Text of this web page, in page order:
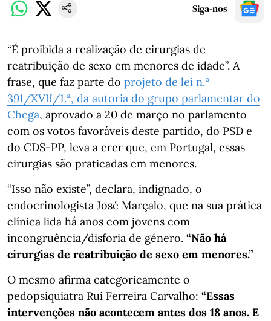
Siga-nos
“É proibida a realização de cirurgias de
reatribuição de sexo em menores de idade”. A
frase, que faz parte do projeto de lei n.º
391/XVII/1.ª, da autoria do grupo parlamentar do
Chega, aprovado a 20 de março no parlamento
com os votos favoráveis deste partido, do PSD e
do CDS-PP, leva a crer que, em Portugal, essas
cirurgias são praticadas em menores.
“Isso não existe”, declara, indignado, o
endocrinologista José Marçalo, que na sua prática
clínica lida há anos com jovens com
incongruência/disforia de género. “Não há
cirurgias de reatribuição de sexo em menores.”
O mesmo afirma categoricamente o
pedopsiquiatra Rui Ferreira Carvalho: “Essas
intervenções não acontecem antes dos 18 anos. E